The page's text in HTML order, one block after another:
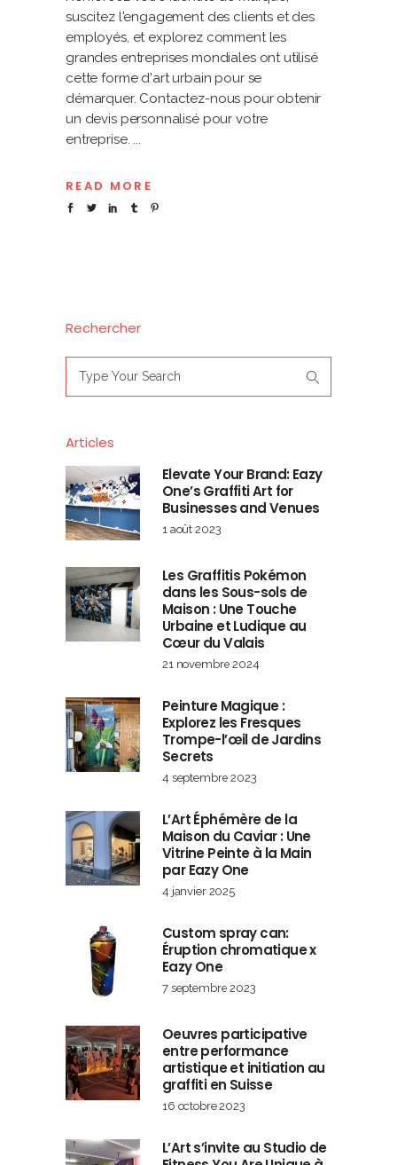
suscitez l'engagement des clients et des
employés, et explorez comment les
grandes entreprises mondiales ont utilisé
cette forme d'art urbain pour se
démarquer. Contactez-nous pour obtenir
un devis personnalisé pour votre
entreprise.
READ MORE
Rechercher
for:
Articles
Elevate Your Brand: Eazy
One’s Graffiti Art for
Businesses and Venues
1 août 2023
Les Graffitis Pokémon
dans les Sous-sols de
Maison : Une Touche
Urbaine et Ludique au
Cœur du Valais
21 novembre 2024
Peinture Magique :
Explorez les Fresques
Trompe-l’œil de Jardins
Secrets
4 septembre 2023
L’Art Éphémère de la
Maison du Caviar : Une
Vitrine Peinte à la Main
par Eazy One
4 janvier 2025
Custom spray can:
Éruption chromatique x
Eazy One
7 septembre 2023
Oeuvres participative
entre performance
artistique et initiation au
graffiti en Suisse
16 octobre 2023
L’Art s’invite au Studio de